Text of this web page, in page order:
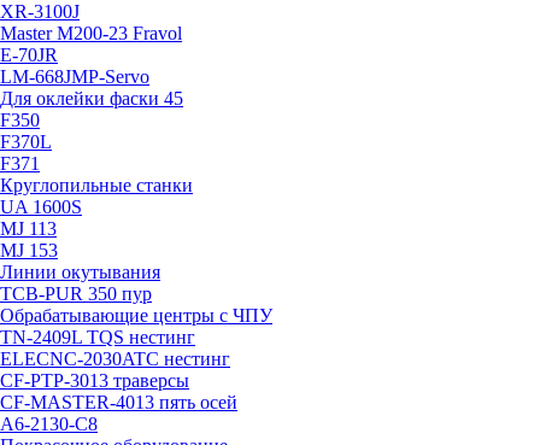
XR-3100J
Master М200-23 Fravol
E-70JR
LM-668JMP-Servo
Для оклейки фаски 45
F350
F370L
F371
Круглопильные станки
UA 1600S
MJ 113
MJ 153
Линии окутывания
TCB-PUR 350 пур
Обрабатывающие центры с ЧПУ
TN-2409L TQS нестинг
ELECNC-2030ATC нестинг
СF-PTP-3013 траверсы
CF-MASTER-4013 пять осей
A6-2130-C8